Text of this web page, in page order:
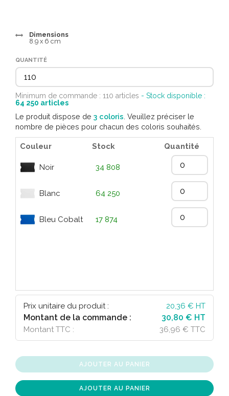
Dimensions
8.9 x 6 cm
QUANTITÉ
Minimum de commande : 110 articles - Stock disponible :
64 250 articles
Le produit dispose de 3 coloris . Veuillez préciser le
nombre de pièces pour chacun des coloris souhaités.
Couleur Stock Quantité
Noir 34 808
Blanc 64 250
Bleu Cobalt 17 874
Prix unitaire du produit : 20,36 € HT
Montant de la commande : 30,80 € HT
Montant TTC : 36,96 € TTC
AJOUTER AU PANIER
AJOUTER AU PANIER